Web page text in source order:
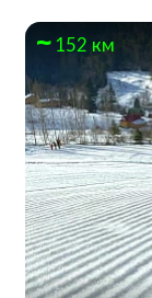
152 км